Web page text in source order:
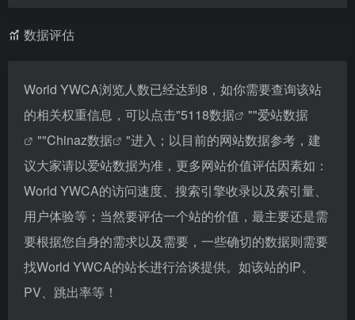
数据评估
World YWCA浏览人数已经达到8，如你需要查询该站
的相关权重信息，可以点击"5118数据 ""爱站数据
""Chinaz数据
"进入；以目前的网站数据参考，建
议大家请以爱站数据为准，更多网站价值评估因素如：
World YWCA的访问速度、搜索引擎收录以及索引量、
用户体验等；当然要评估一个站的价值，最主要还是需
要根据您自身的需求以及需要，一些确切的数据则需要
找World YWCA的站长进行洽谈提供。如该站的IP、
PV、跳出率等！